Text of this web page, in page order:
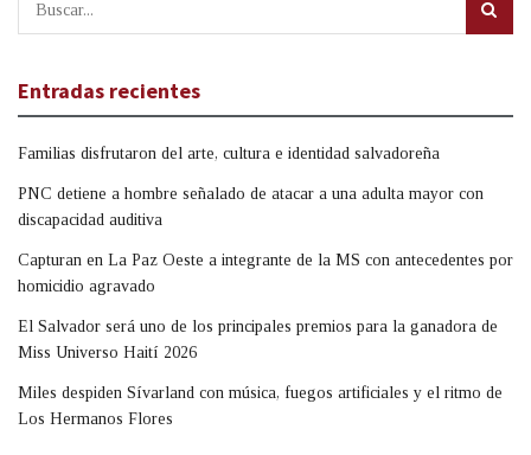
Entradas recientes
Familias disfrutaron del arte, cultura e identidad salvadoreña
PNC detiene a hombre señalado de atacar a una adulta mayor con
discapacidad auditiva
Capturan en La Paz Oeste a integrante de la MS con antecedentes por
homicidio agravado
El Salvador será uno de los principales premios para la ganadora de
Miss Universo Haití 2026
Miles despiden Sívarland con música, fuegos artificiales y el ritmo de
Los Hermanos Flores